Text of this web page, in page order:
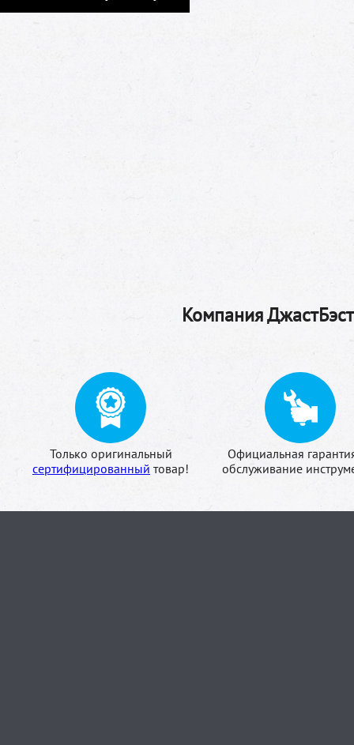
Компания
Только оригинальный
сертифицированный товар!
Официальная
обслуживание